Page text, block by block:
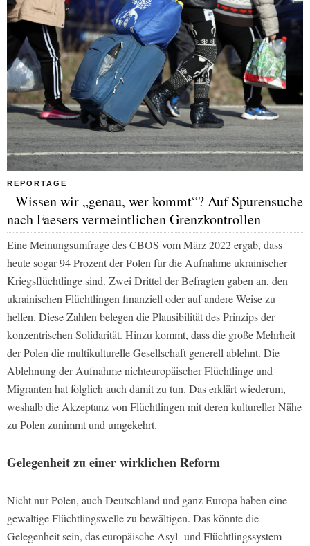
REPORTAGE
Wissen wir „genau, wer kommt“? Auf Spurensuche
nach Faesers vermeintlichen Grenzkontrollen
Eine Meinungsumfrage des CBOS vom März 2022 ergab, dass
heute sogar 94 Prozent der Polen für die Aufnahme ukrainischer
Kriegsflüchtlinge sind. Zwei Drittel der Befragten gaben an, den
ukrainischen Flüchtlingen finanziell oder auf andere Weise zu
helfen. Diese Zahlen belegen die Plausibilität des Prinzips der
konzentrischen Solidarität. Hinzu kommt, dass die große Mehrheit
der Polen die multikulturelle Gesellschaft generell ablehnt. Die
Ablehnung der Aufnahme nichteuropäischer Flüchtlinge und
Migranten hat folglich auch damit zu tun. Das erklärt wiederum,
weshalb die Akzeptanz von Flüchtlingen mit deren kultureller Nähe
zu Polen zunimmt und umgekehrt.
Gelegenheit zu einer wirklichen Reform
Nicht nur Polen, auch Deutschland und ganz Europa haben eine
gewaltige Flüchtlingswelle zu bewältigen. Das könnte die
Gelegenheit sein, das europäische Asyl- und Flüchtlingssystem